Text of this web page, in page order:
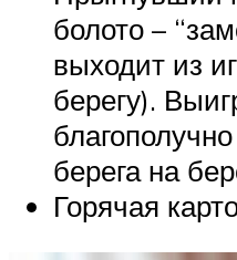
болото –
выходит из
берегу).
берега на
Горячая